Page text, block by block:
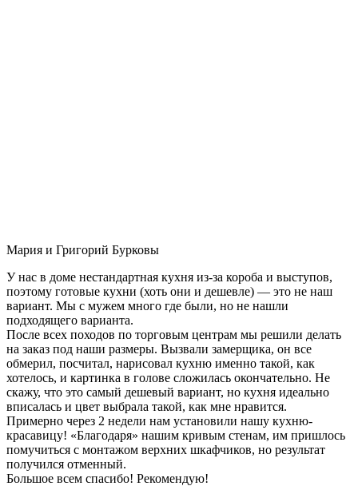
Мария и Григорий Бурковы
У нас в доме нестандартная кухня из-за короба и выступов,
поэтому готовые кухни (хоть они и дешевле) — это не наш
вариант. Мы с мужем много где были, но не нашли
подходящего варианта.
После всех походов по торговым центрам мы решили делать
на заказ под наши размеры. Вызвали замерщика, он все
обмерил, посчитал, нарисовал кухню именно такой, как
хотелось, и картинка в голове сложилась окончательно. Не
скажу, что это самый дешевый вариант, но кухня идеально
вписалась и цвет выбрала такой, как мне нравится.
Примерно через 2 недели нам установили нашу кухню-
красавицу! «Благодаря» нашим кривым стенам, им пришлось
помучиться с монтажом верхних шкафчиков, но результат
получился отменный.
Большое всем спасибо! Рекомендую!